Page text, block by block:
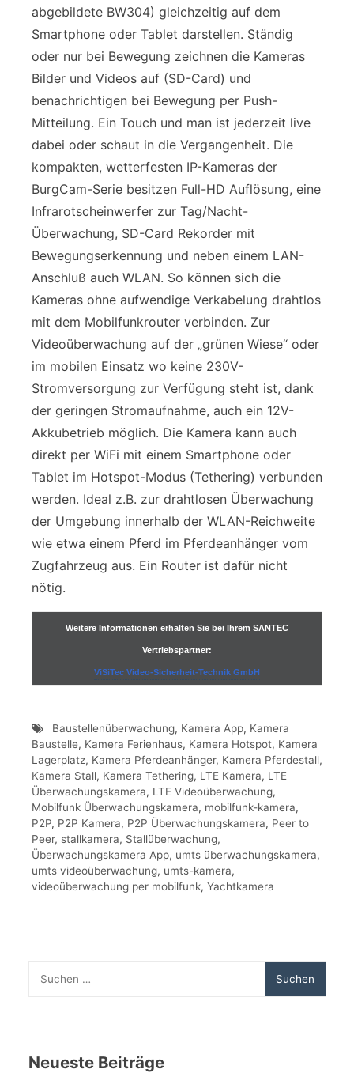
abgebildete BW304) gleichzeitig auf dem
Smartphone oder Tablet darstellen. Ständig
oder nur bei Bewegung zeichnen die Kameras
Bilder und Videos auf (SD-Card) und
benachrichtigen bei Bewegung per Push-
Mitteilung. Ein Touch und man ist jederzeit live
dabei oder schaut in die Vergangenheit. Die
kompakten, wetterfesten IP-Kameras der
BurgCam-Serie besitzen Full-HD Auflösung, eine
Infrarotscheinwerfer zur Tag/Nacht-
Überwachung, SD-Card Rekorder mit
Bewegungserkennung und neben einem LAN-
Anschluß auch WLAN. So können sich die
Kameras ohne aufwendige Verkabelung drahtlos
mit dem Mobilfunkrouter verbinden. Zur
Videoüberwachung auf der „grünen Wiese“ oder
im mobilen Einsatz wo keine 230V-
Stromversorgung zur Verfügung steht ist, dank
der geringen Stromaufnahme, auch ein 12V-
Akkubetrieb möglich. Die Kamera kann auch
direkt per WiFi mit einem Smartphone oder
Tablet im Hotspot-Modus (Tethering) verbunden
werden. Ideal z.B. zur drahtlosen Überwachung
der Umgebung innerhalb der WLAN-Reichweite
wie etwa einem Pferd im Pferdeanhänger vom
Zugfahrzeug aus. Ein Router ist dafür nicht
nötig.
Weitere Informationen erhalten Sie bei Ihrem SANTEC
Vertriebspartner:
ViSiTec Video-Sicherheit-Technik GmbH
Baustellenüberwachung, Kamera App, Kamera
Baustelle, Kamera Ferienhaus, Kamera Hotspot, Kamera
Lagerplatz, Kamera Pferdeanhänger, Kamera Pferdestall,
Kamera Stall, Kamera Tethering, LTE Kamera, LTE
Überwachungskamera, LTE Videoüberwachung,
Mobilfunk Überwachungskamera, mobilfunk-kamera,
P2P, P2P Kamera, P2P Überwachungskamera, Peer to
Peer, stallkamera, Stallüberwachung,
Überwachungskamera App, umts überwachungskamera,
umts videoüberwachung, umts-kamera,
videoüberwachung per mobilfunk, Yachtkamera
nach:
Neueste Beiträge